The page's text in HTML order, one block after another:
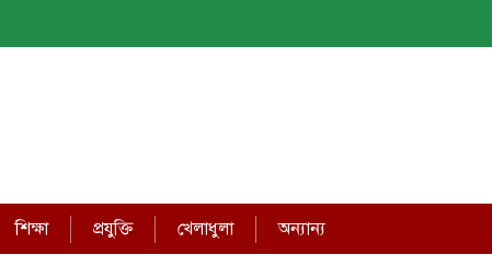
শিক্ষা প্রযুক্তি খেলাধুলা অন্যান্য